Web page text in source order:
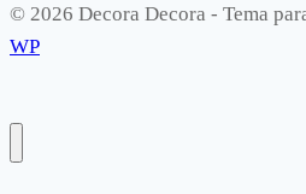
© 2026 Decora Decora - Tema
WP